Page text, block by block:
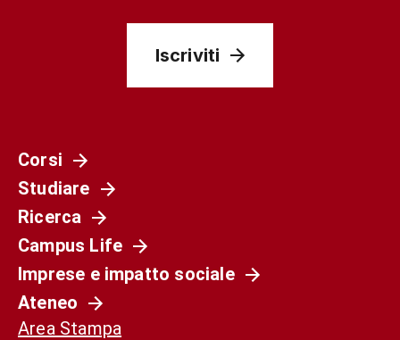
Iscriviti
Corsi
Studiare
Ricerca
Campus Life
Imprese e impatto sociale
Ateneo
Area Stampa